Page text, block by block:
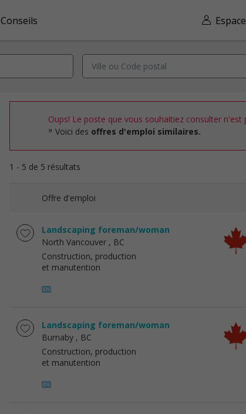
Conseils
Oups! Le poste que vous souhaitiez consulter n'est
Voici des offres d'emploi similaires.
1 - 5 de 5 résultats
Offre d'emploi
Landscaping foreman/woman
North Vancouver , BC
Construction, production
et manutention
Landscaping foreman/woman
Burnaby , BC
Construction, production
et manutention